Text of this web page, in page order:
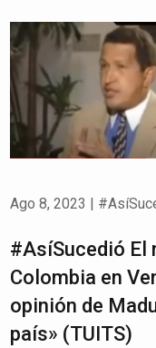
Ago 8, 2023 |
#AsíSucedió El
Colombia en
opinión de
país» (TUITS)